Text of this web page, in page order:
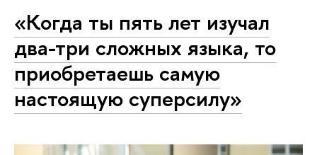
«Когда ты пять лет изучал
два-три сложных языка, то
приобретаешь самую
настоящую суперсилу»